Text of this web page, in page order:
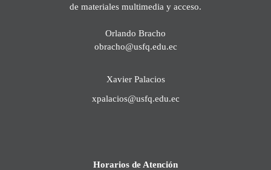
de materiales multimedia y acceso.
Orlando Bracho
obracho@usfq.edu.ec
Xavier Palacios
xpalacios@usfq.edu.ec
Horarios de Atención